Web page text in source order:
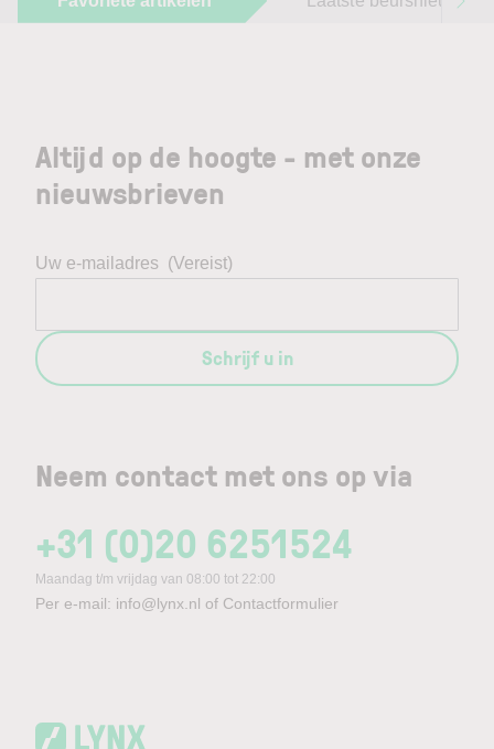
Neem contact met ons op via
+31 (0)20 6251524
Maandag t/m vrijdag van 08:00 tot 22:00
Per e-mail: info@lynx.nl of Contactformulier
Altijd op de hoogte - met onze
nieuwsbrieven
Uw e-mailadres (Vereist)
Schrijf u in